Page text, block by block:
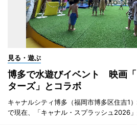
見る・遊ぶ
博多で水遊びイベント 映画
ターズ」とコラボ
キャナルシティ博多（福岡市博多区住吉1
で現在、「キャナル・スプラッシュ2026」